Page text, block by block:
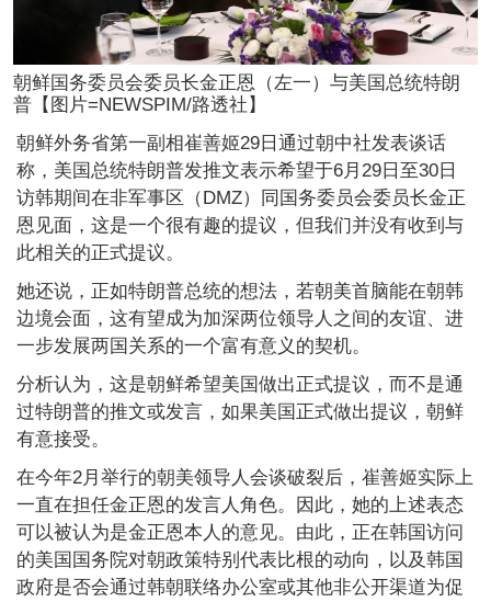
朝鲜国务委员会委员长金正恩（左一）与美国总统特朗
普【图片=NEWSPIM/路透社】
朝鲜外务省第一副相崔善姬29日通过朝中社发表谈话
称，美国总统特朗普发推文表示希望于6月29日至30日
访韩期间在非军事区（DMZ）同国务委员会委员长金正
恩见面，这是一个很有趣的提议，但我们并没有收到与
此相关的正式提议。
她还说，正如特朗普总统的想法，若朝美首脑能在朝韩
边境会面，这有望成为加深两位领导人之间的友谊、进
一步发展两国关系的一个富有意义的契机。
分析认为，这是朝鲜希望美国做出正式提议，而不是通
过特朗普的推文或发言，如果美国正式做出提议，朝鲜
有意接受。
在今年2月举行的朝美领导人会谈破裂后，崔善姬实际上
一直在担任金正恩的发言人角色。因此，她的上述表态
可以被认为是金正恩本人的意见。由此，正在韩国访问
的美国国务院对朝政策特别代表比根的动向，以及韩国
政府是否会通过韩朝联络办公室或其他非公开渠道为促